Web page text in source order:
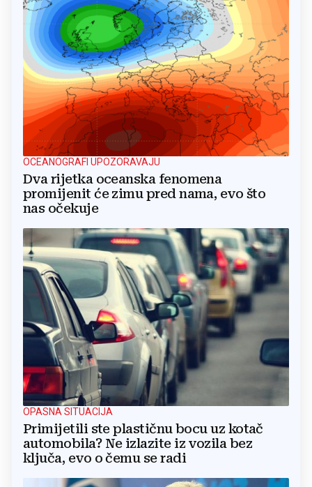
OCEANOGRAFI UPOZORAVAJU
Dva rijetka oceanska fenomena
promijenit će zimu pred nama, evo što
nas očekuje
OPASNA SITUACIJA
Primijetili ste plastičnu bocu uz kotač
automobila? Ne izlazite iz vozila bez
ključa, evo o čemu se radi